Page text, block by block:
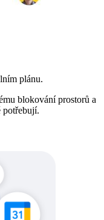
plánu.
blokování prostorů a
potřebují.